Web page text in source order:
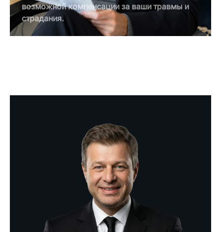
возможной компенсации за ваши травмы и
страдания.